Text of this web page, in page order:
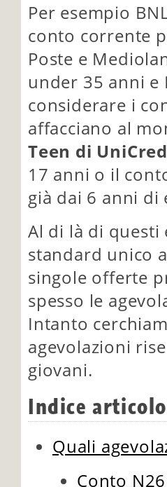
Per esempio
conto corrente
Poste e
under 35 anni e
considerare i
affacciano al
Teen di
17 anni o il
già dai 6 anni di
Al di là di questi
standard unico
singole offerte
spesso le
Intanto
agevolazioni
giovani.
Indice articolo
Quali
Conto N26